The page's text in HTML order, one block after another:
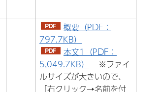
概要（PDF：
797.7KB）
本文1（PDF：
5,049.7KB）
※ファイ
ルサイズが大きいので、
「右クリック→名前を付